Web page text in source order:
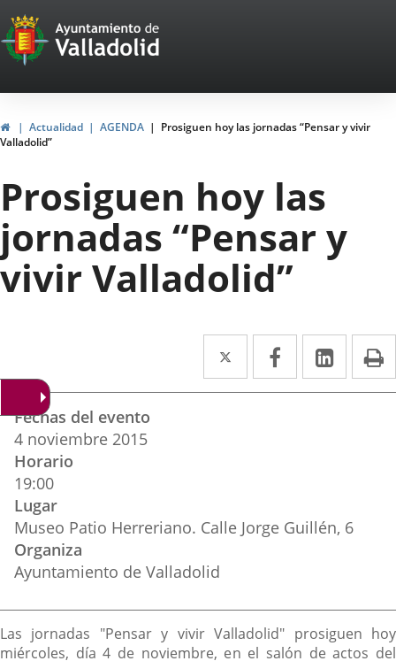
Portal
Web
del
Ayuntamiento
de
Valladolid
HomeActualidad AGENDA
Prosiguen hoy las jornadas “Pensar y vivir
Valladolid”
Prosiguen hoy las
jornadas “Pensar y
vivir Valladolid”
Twitter
Enlace
a
Facebook
Enlace
a
Enlace
a
Datos
del
evento
Fechas del evento
4 noviembre 2015
Horario
19:00
Lugar
Museo Patio Herreriano. Calle Jorge Guillén, 6
Organiza
Ayuntamiento de Valladolid
Descripción
Las jornadas "Pensar y vivir Valladolid" prosiguen hoy
miércoles, día 4 de noviembre, en el salón de actos del